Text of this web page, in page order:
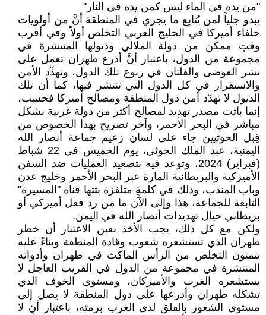
"من يده في الماء ليس كمن يده في النار"
يبدو جلياً لمن يُتابِع ما يجري في المنطقة أنَّ من أولويات
حلفاء أميركا في الخليج العربي التخلص أولاً وفي أقرب
وقتٍ ممكن من دولة الملالي وذيولها المنتشرة في
مجموعة من الدول، باعتبار أنَّ أذرع طهران تعمل على
نشر الفوضى والفلتان في ربوع تلك الدول، وتهدِّد الأمن
والاستقرار في كل الدول التي تنتشر فيها، كما أن تلك
الذيول لا تهدّد أمن دول المنطقة ومصالح أميركا فحسب،
إنما باتت مصدر تهديد لمصالح أكثر من دولة غربية بشكل
مباشر في البحر الأحمر، وآخر تصريح بهذا الخصوص من
قِبل الحوثيين جاء على لسان زعيم جماعة أنصار الله
اليمنية، عبد الملك الحوثي، يوم الخميس في 22 شباط
(فبراير) 2024، وتوعد فيه بتصعيد العمليات ضد السفن
الأميركية والبريطانية المارة عبر البحر الأحمر وخليج عدن
وباب المندب، وذلك في كلمةٍ متلفزة بثتها قناة "المسيرة"
التابعة للجماعة، هذا وإلى الآن ما من رد فعل أميركي أو
بريطاني حيال تهديدات أنصار الله في اليمن.
ولكن مع كل ذلك، يجب الأخذ بعين الاعتبار أن خطر
طهران الذي تستشعره شعوب وقادة المنطقة وبناءً عليه
يتمنون التخلص من الرأس الماكث في طهران وأدواته
المنتشرة في مجموعة من الدول في القريب العاجل لا
يستشعره الغرب والأميركان، ومستوى الخوف الذي
تشكله طهران وأذرعها على دول المنطقة لا يصل إلى
مستوى الشعور بالقلق لدى الغرب برمته، باعتبار أن لا